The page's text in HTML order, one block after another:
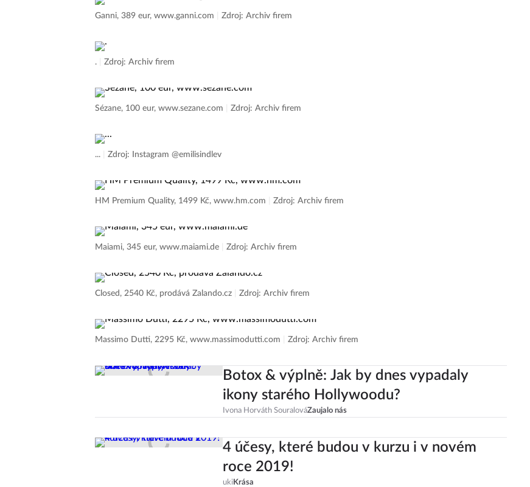
Ganni, 389 eur, www.ganni.com Zdroj: Archiv firem
. Zdroj: Archiv firem
Sézane, 100 eur, www.sezane.com Zdroj: Archiv firem
... Zdroj: Instagram @emilisindlev
HM Premium Quality, 1499 Kč, www.hm.com Zdroj: Archiv firem
Maiami, 345 eur, www.maiami.de Zdroj: Archiv firem
Closed, 2540 Kč, prodává Zalando.cz Zdroj: Archiv firem
Massimo Dutti, 2295 Kč, www.massimodutti.com Zdroj: Archiv firem
Botox & výplně: Jak by dnes vypadaly
ikony starého Hollywoodu?
Ivona Horváth SouralováZaujalo nás
4 účesy, které budou v kurzu i v novém
roce 2019!
ukiKrása